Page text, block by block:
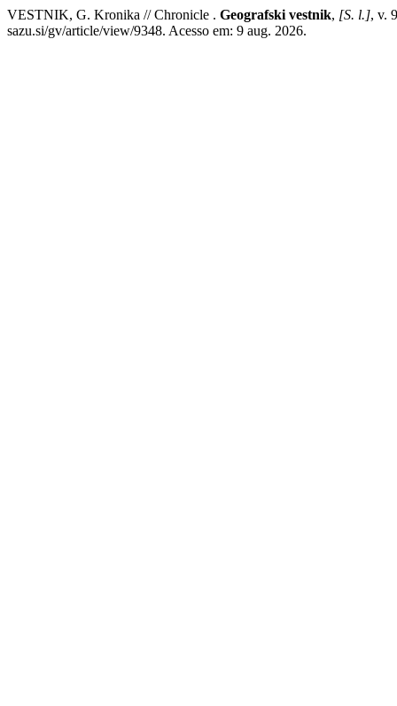
VESTNIK, G. Kronika // Chronicle . Geografski vestnik, [S. l.], v.
sazu.si/gv/article/view/9348. Acesso em: 9 aug. 2026.